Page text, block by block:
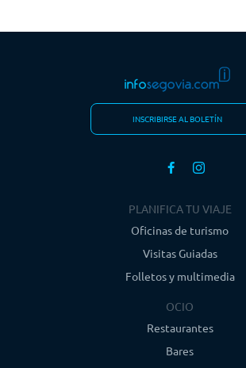
INSCRIBIRSE AL BOLETÍN
PLANIFICA TU VIAJE
Oficinas de turismo
Visitas Guiadas
Folletos y multimedia
OCIO
Restaurantes
Bares